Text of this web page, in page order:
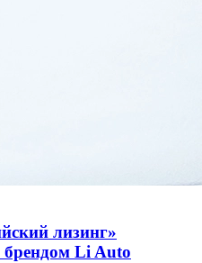
лизинг»
брендом Li Auto